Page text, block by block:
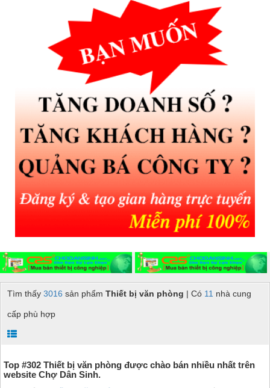
Tìm thấy 3016 sản phẩm Thiết bị văn phòng | Có 11 nhà cung
cấp phù hợp
Top #302 Thiết bị văn phòng được chào bán nhiều nhất trên
website Chợ Dân Sinh.